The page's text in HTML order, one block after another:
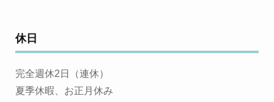
休日
完全週休2日（連休）
夏季休暇、お正月休み